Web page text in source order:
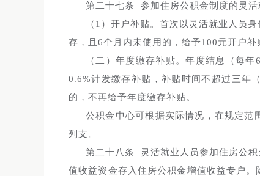
第二十七条 参加住房公积金制度的灵
（1）开户补贴。首次以灵活就业人员
存，且6个月内未使用的，给予100元开户补
（二）年度缴存补贴。年度结息（每
0.6%计发缴存补贴，补贴时间不超过三年
的，不再给予年度缴存补贴。
公积金中心可根据实际情况，在规定范
列支。
第二十八条 灵活就业人员参加住房公
值收益资金存入住房公积金增值收益专户